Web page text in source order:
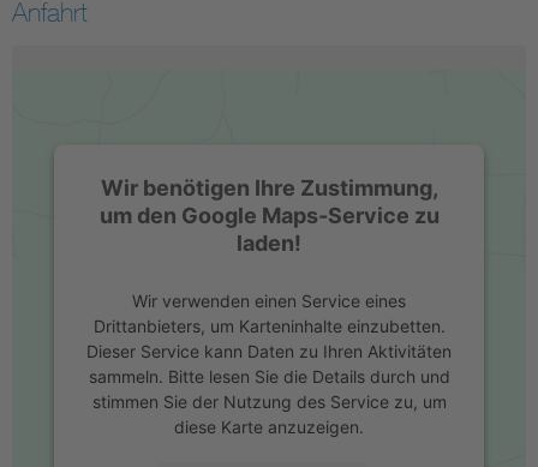
Anfahrt
Wir benötigen Ihre Zustimmung,
um den Google Maps-Service zu
laden!
Wir verwenden einen Service eines
Drittanbieters, um Karteninhalte einzubetten.
Dieser Service kann Daten zu Ihren Aktivitäten
sammeln. Bitte lesen Sie die Details durch und
stimmen Sie der Nutzung des Service zu, um
diese Karte anzuzeigen.